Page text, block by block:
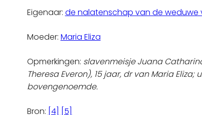
Eigenaar: de nalatenschap van de weduwe
Moeder: Maria Eliza
Opmerkingen: slavenmeisje Juana
Theresa Everon), 15 jaar, dr van Maria
bovengenoemde.
Bron: [4] [5]